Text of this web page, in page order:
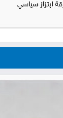
ابتزاز سياسي